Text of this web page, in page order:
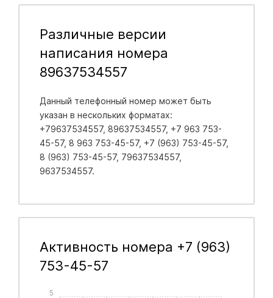
Различные версии
написания номера
89637534557
Данный телефонный номер может быть
указан в нескольких форматах:
+79637534557, 89637534557, +7 963 753-
45-57, 8 963 753-45-57, +7 (963) 753-45-57,
8 (963) 753-45-57, 79637534557,
9637534557.
Активность номера +7 (963)
753-45-57
5